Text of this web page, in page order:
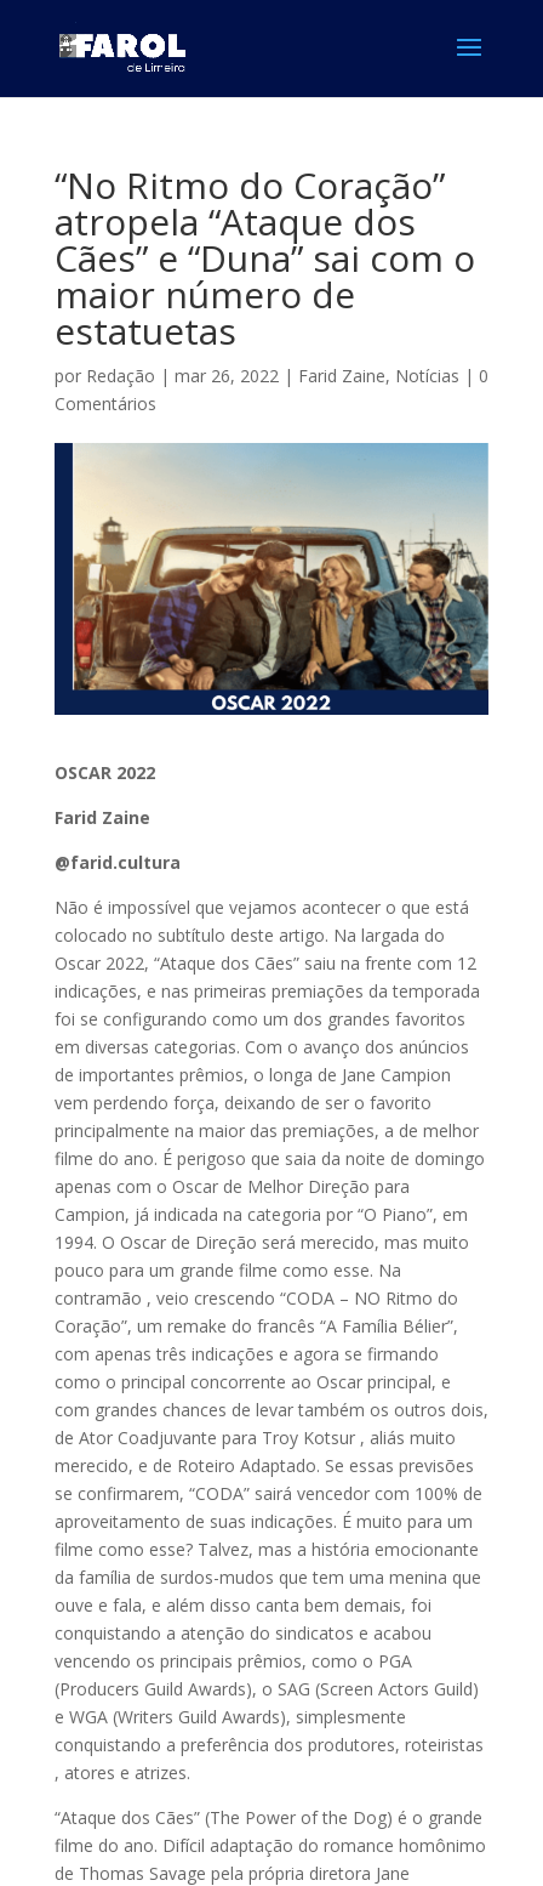
“No Ritmo do Coração”
atropela “Ataque dos
Cães” e “Duna” sai com o
maior número de
estatuetas
por Redação | mar 26, 2022| Farid Zaine, Notícias | 0
Comentários
OSCAR 2022
Farid Zaine
@farid.cultura
Não é impossível que vejamos acontecer o que está
colocado no subtítulo deste artigo. Na largada do
Oscar 2022, “Ataque dos Cães” saiu na frente com 12
indicações, e nas primeiras premiações da temporada
foi se configurando como um dos grandes favoritos
em diversas categorias. Com o avanço dos anúncios
de importantes prêmios, o longa de Jane Campion
vem perdendo força, deixando de ser o favorito
principalmente na maior das premiações, a de melhor
filme do ano. É perigoso que saia da noite de domingo
apenas com o Oscar de Melhor Direção para
Campion, já indicada na categoria por “O Piano”, em
1994. O Oscar de Direção será merecido, mas muito
pouco para um grande filme como esse. Na
contramão , veio crescendo “CODA – NO Ritmo do
Coração”, um remake do francês “A Família Bélier”,
com apenas três indicações e agora se firmando
como o principal concorrente ao Oscar principal, e
com grandes chances de levar também os outros dois,
de Ator Coadjuvante para Troy Kotsur , aliás muito
merecido, e de Roteiro Adaptado. Se essas previsões
se confirmarem, “CODA” sairá vencedor com 100% de
aproveitamento de suas indicações. É muito para um
filme como esse? Talvez, mas a história emocionante
da família de surdos-mudos que tem uma menina que
ouve e fala, e além disso canta bem demais, foi
conquistando a atenção do sindicatos e acabou
vencendo os principais prêmios, como o PGA
(Producers Guild Awards), o SAG (Screen Actors Guild)
e WGA (Writers Guild Awards), simplesmente
conquistando a preferência dos produtores, roteiristas
, atores e atrizes.
“Ataque dos Cães” (The Power of the Dog) é o grande
filme do ano. Difícil adaptação do romance homônimo
de Thomas Savage pela própria diretora Jane